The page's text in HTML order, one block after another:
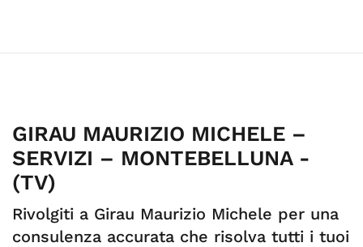
GIRAU MAURIZIO MICHELE –
SERVIZI – MONTEBELLUNA -
(TV)
Rivolgiti a Girau Maurizio Michele per una
consulenza accurata che risolva tutti i tuoi